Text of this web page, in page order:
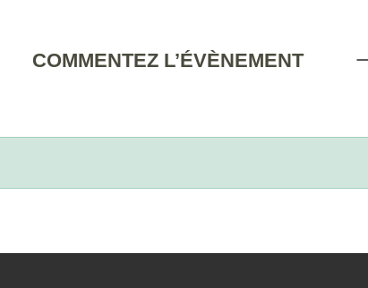
COMMENTEZ L’ÉVÈNEMENT